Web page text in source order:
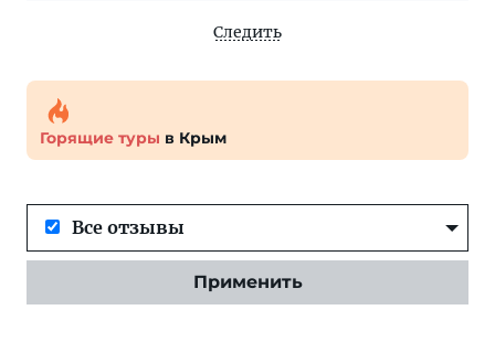
Следить
Горящие туры в Крым
Все отзывы
Применить